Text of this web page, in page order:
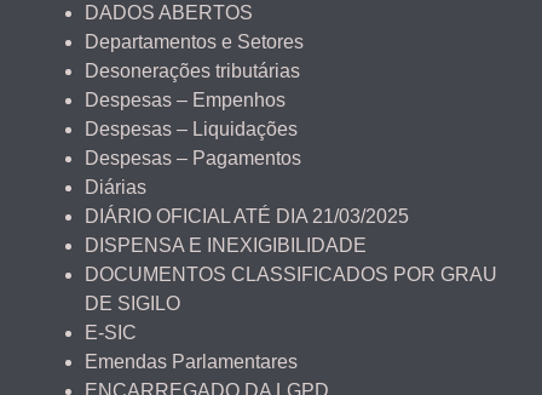
DADOS ABERTOS
Departamentos e Setores
Desonerações tributárias
Despesas – Empenhos
Despesas – Liquidações
Despesas – Pagamentos
Diárias
DIÁRIO OFICIAL ATÉ DIA 21/03/2025
DISPENSA E INEXIGIBILIDADE
DOCUMENTOS CLASSIFICADOS POR GRAU
DE SIGILO
E-SIC
Emendas Parlamentares
ENCARREGADO DA LGPD